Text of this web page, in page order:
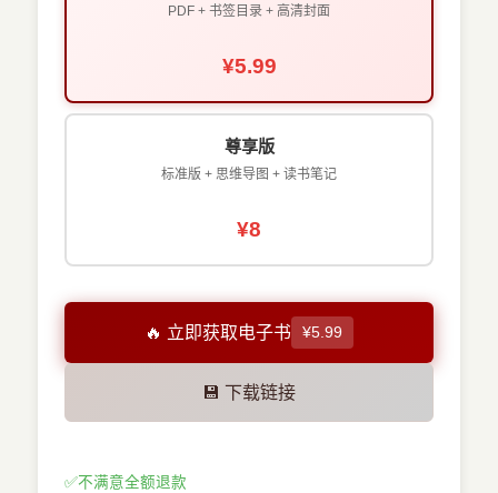
PDF + 书签目录 + 高清封面
¥5.99
尊享版
标准版 + 思维导图 + 读书笔记
¥8
🔥 立即获取电子书 ¥5.99
💾 下载链接
✅不满意全额退款